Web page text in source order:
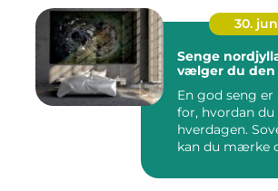
30. jun
Senge nordjylland
vælger du den
En god seng
for, hvordan du
hverdagen.
kan du mærke